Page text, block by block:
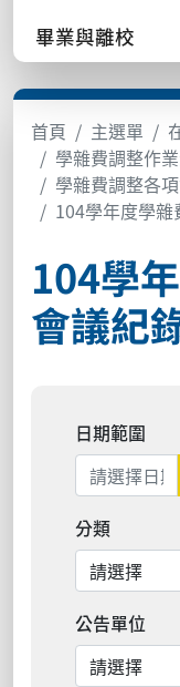
畢業與離校
首頁 主選單
學雜費調整作
學雜費調整各
104學年度學
104學
會議紀
日期範圍
分類
公告單位